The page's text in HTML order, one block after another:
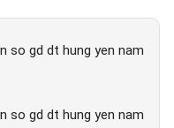
so gd dt hung yen nam
so gd dt hung yen nam